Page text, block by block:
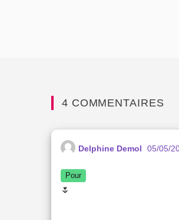
4 COMMENTAIRES
Delphine Demol 05/05/
Pour
🌷